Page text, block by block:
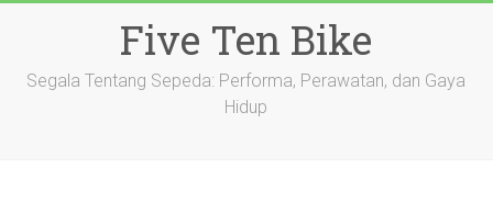
Five Ten Bike
Segala Tentang Sepeda: Performa, Perawatan, dan Gaya
Hidup